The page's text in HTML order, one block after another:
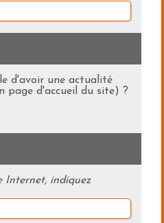
d'avoir une actualité
page d'accueil du site) ?
Internet, indiquez